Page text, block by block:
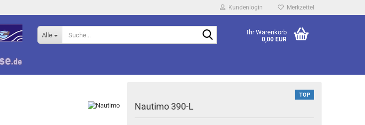
Kundenlogin Merkzettel
Alle Ihr Warenkorb
0,00 EUR
TOP
Nautimo 390-L